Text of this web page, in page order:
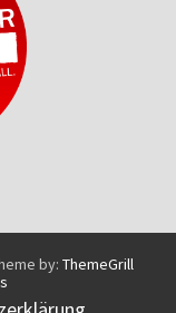
by: ThemeGrill